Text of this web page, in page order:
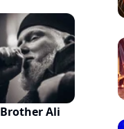
Brother Ali